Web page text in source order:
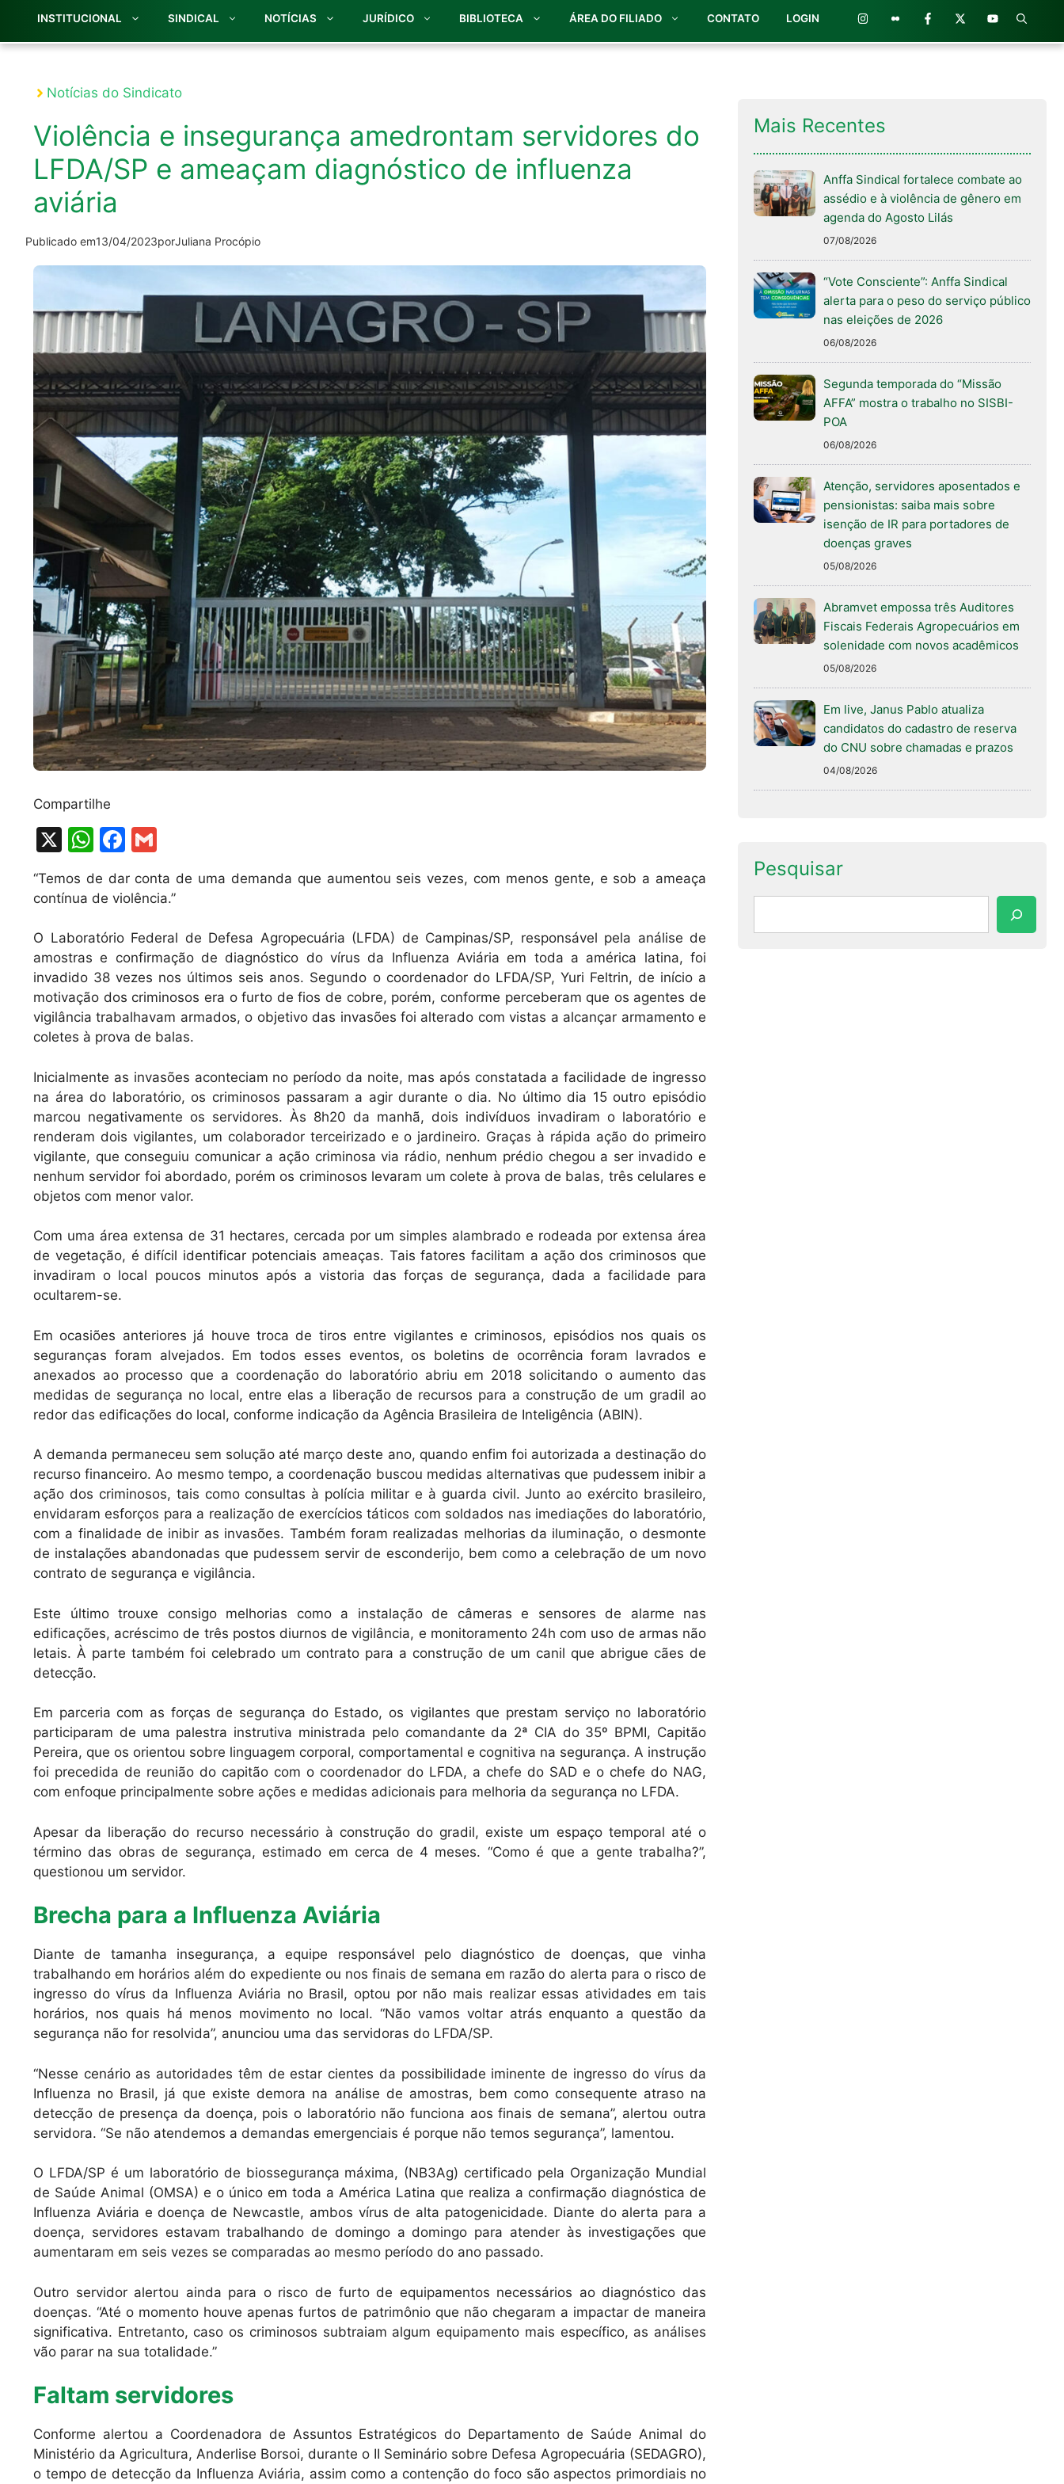
INSTITUCIONAL SINDICAL NOTÍCIAS JURÍDICO BIBLIOTECA ÁREA DO FILIADO CONTATO LOGIN
Notícias do Sindicato
Violência e insegurança amedrontam servidores do
LFDA/SP e ameaçam diagnóstico de influenza
aviária
Publicado em13/04/2023porJuliana Procópio
Compartilhe
X
W
at
A
p
p
F
c
b
o
o
k
ai
“Temos de dar conta de uma demanda que aumentou seis vezes, com menos gente, e sob a ameaça
contínua de violência.”
O Laboratório Federal de Defesa Agropecuária (LFDA) de Campinas/SP, responsável pela análise de
amostras e confirmação de diagnóstico do vírus da Influenza Aviária em toda a américa latina, foi
invadido 38 vezes nos últimos seis anos. Segundo o coordenador do LFDA/SP, Yuri Feltrin, de início a
motivação dos criminosos era o furto de fios de cobre, porém, conforme perceberam que os agentes de
vigilância trabalhavam armados, o objetivo das invasões foi alterado com vistas a alcançar armamento e
coletes à prova de balas.
Inicialmente as invasões aconteciam no período da noite, mas após constatada a facilidade de ingresso
na área do laboratório, os criminosos passaram a agir durante o dia. No último dia 15 outro episódio
marcou negativamente os servidores. Às 8h20 da manhã, dois indivíduos invadiram o laboratório e
renderam dois vigilantes, um colaborador terceirizado e o jardineiro. Graças à rápida ação do primeiro
vigilante, que conseguiu comunicar a ação criminosa via rádio, nenhum prédio chegou a ser invadido e
nenhum servidor foi abordado, porém os criminosos levaram um colete à prova de balas, três celulares e
objetos com menor valor.
Com uma área extensa de 31 hectares, cercada por um simples alambrado e rodeada por extensa área
de vegetação, é difícil identificar potenciais ameaças. Tais fatores facilitam a ação dos criminosos que
invadiram o local poucos minutos após a vistoria das forças de segurança, dada a facilidade para
ocultarem-se.
Em ocasiões anteriores já houve troca de tiros entre vigilantes e criminosos, episódios nos quais os
seguranças foram alvejados. Em todos esses eventos, os boletins de ocorrência foram lavrados e
anexados ao processo que a coordenação do laboratório abriu em 2018 solicitando o aumento das
medidas de segurança no local, entre elas a liberação de recursos para a construção de um gradil ao
redor das edificações do local, conforme indicação da Agência Brasileira de Inteligência (ABIN).
A demanda permaneceu sem solução até março deste ano, quando enfim foi autorizada a destinação do
recurso financeiro. Ao mesmo tempo, a coordenação buscou medidas alternativas que pudessem inibir a
ação dos criminosos, tais como consultas à polícia militar e à guarda civil. Junto ao exército brasileiro,
envidaram esforços para a realização de exercícios táticos com soldados nas imediações do laboratório,
com a finalidade de inibir as invasões. Também foram realizadas melhorias da iluminação, o desmonte
de instalações abandonadas que pudessem servir de esconderijo, bem como a celebração de um novo
contrato de segurança e vigilância.
Este último trouxe consigo melhorias como a instalação de câmeras e sensores de alarme nas
edificações, acréscimo de três postos diurnos de vigilância, e monitoramento 24h com uso de armas não
letais. À parte também foi celebrado um contrato para a construção de um canil que abrigue cães de
detecção.
Em parceria com as forças de segurança do Estado, os vigilantes que prestam serviço no laboratório
participaram de uma palestra instrutiva ministrada pelo comandante da 2ª CIA do 35º BPMI, Capitão
Pereira, que os orientou sobre linguagem corporal, comportamental e cognitiva na segurança. A instrução
foi precedida de reunião do capitão com o coordenador do LFDA, a chefe do SAD e o chefe do NAG,
com enfoque principalmente sobre ações e medidas adicionais para melhoria da segurança no LFDA.
Apesar da liberação do recurso necessário à construção do gradil, existe um espaço temporal até o
término das obras de segurança, estimado em cerca de 4 meses. “Como é que a gente trabalha?”,
questionou um servidor.
Brecha para a Influenza Aviária
Diante de tamanha insegurança, a equipe responsável pelo diagnóstico de doenças, que vinha
trabalhando em horários além do expediente ou nos finais de semana em razão do alerta para o risco de
ingresso do vírus da Influenza Aviária no Brasil, optou por não mais realizar essas atividades em tais
horários, nos quais há menos movimento no local. “Não vamos voltar atrás enquanto a questão da
segurança não for resolvida”, anunciou uma das servidoras do LFDA/SP.
“Nesse cenário as autoridades têm de estar cientes da possibilidade iminente de ingresso do vírus da
Influenza no Brasil, já que existe demora na análise de amostras, bem como consequente atraso na
detecção de presença da doença, pois o laboratório não funciona aos finais de semana”, alertou outra
servidora. “Se não atendemos a demandas emergenciais é porque não temos segurança”, lamentou.
O LFDA/SP é um laboratório de biossegurança máxima, (NB3Ag) certificado pela Organização Mundial
de Saúde Animal (OMSA) e o único em toda a América Latina que realiza a confirmação diagnóstica de
Influenza Aviária e doença de Newcastle, ambos vírus de alta patogenicidade. Diante do alerta para a
doença, servidores estavam trabalhando de domingo a domingo para atender às investigações que
aumentaram em seis vezes se comparadas ao mesmo período do ano passado.
Outro servidor alertou ainda para o risco de furto de equipamentos necessários ao diagnóstico das
doenças. “Até o momento houve apenas furtos de patrimônio que não chegaram a impactar de maneira
significativa. Entretanto, caso os criminosos subtraiam algum equipamento mais específico, as análises
vão parar na sua totalidade.”
Faltam servidores
Conforme alertou a Coordenadora de Assuntos Estratégicos do Departamento de Saúde Animal do
Ministério da Agricultura, Anderlise Borsoi, durante o II Seminário sobre Defesa Agropecuária (SEDAGRO),
o tempo de detecção da Influenza Aviária, assim como a contenção do foco são aspectos primordiais no
Mais Recentes
Anffa Sindical fortalece combate ao
assédio e à violência de gênero em
agenda do Agosto Lilás
07/08/2026
“Vote Consciente”: Anffa Sindical
alerta para o peso do serviço público
nas eleições de 2026
06/08/2026
Segunda temporada do “Missão
AFFA” mostra o trabalho no SISBI-
POA
06/08/2026
Atenção, servidores aposentados e
pensionistas: saiba mais sobre
isenção de IR para portadores de
doenças graves
05/08/2026
Abramvet empossa três Auditores
Fiscais Federais Agropecuários em
solenidade com novos acadêmicos
05/08/2026
Em live, Janus Pablo atualiza
candidatos do cadastro de reserva
do CNU sobre chamadas e prazos
04/08/2026
Pesquisar